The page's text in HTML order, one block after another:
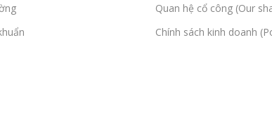
Quan hệ cổ công (Our
Chính sách kinh doanh